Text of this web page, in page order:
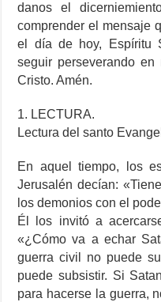
danos el
comprender el mensaje
el día de hoy, Espíritu
seguir perseverando
Cristo. Amén.
1. LECTURA.
Lectura del santo
En aquel tiempo, los
Jerusalén decían:
los demonios con el
Él los invitó a
«¿Cómo va a echar
guerra civil no puede
puede subsistir. Si
para hacerse la guerra,